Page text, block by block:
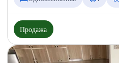
Продажа